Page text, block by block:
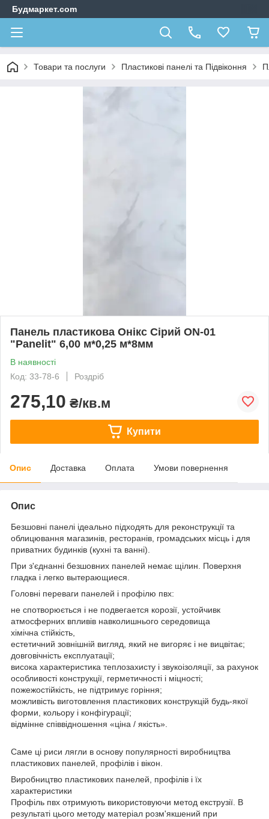
Будмаркет.com
Товари та послуги Пластикові панелі та Підвіконня
Панель пластикова Онікс Сірий ON-01
"Panelit" 6,00 м*0,25 м*8мм
В наявності
Код: 33-78-6
Роздріб
275,10 ₴/кв.м
Купити
Опис Доставка Оплата Умови повернення
Опис
Безшовні панелі ідеально підходять для реконструкції та
облицювання магазинів, ресторанів, громадських місць і для
приватних будинків (кухні та ванні).
При з'єднанні безшовних панелей немає щілин. Поверхня
гладка і легко вытерающиеся.
Головні переваги панелей і профілю пвх:
не спотворюється і не подвегается корозії, устойчивк
атмосферних впливів навколишнього середовища
хімічна стійкість,
естетичний зовнішній вигляд, який не вигоряє і не вицвітає;
довговічність експлуатації;
висока характеристика теплозахисту і звукоізоляції, за рахунок
особливості конструкції, герметичності і міцності;
пожежостійкість, не підтримує горіння;
можливість виготовлення пластикових конструкцій будь-якої
форми, кольору і конфігурації;
відмінне співвідношення «ціна / якість».
Саме ці риси лягли в основу популярності виробництва
пластикових панелей, профілів і вікон.
Виробництво пластикових панелей, профілів і їх
характеристики
Профіль пвх отримують використовуючи метод екструзії. В
результаті цього методу матеріал розм'якшений при